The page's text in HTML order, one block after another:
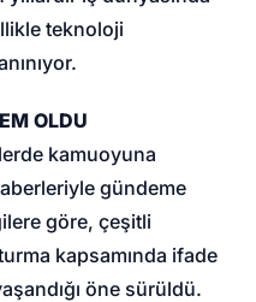
teknoloji
OLDU
kamuoyuna
gündeme
göre, çeşitli
kapsamında ifade
öne sürüldü.